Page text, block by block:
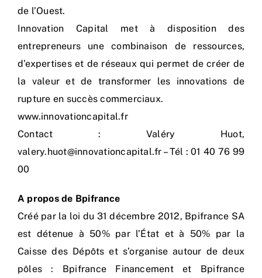
de l’Ouest.
Innovation Capital met à disposition des
entrepreneurs une combinaison de ressources,
d’expertises et de réseaux qui permet de créer de
la valeur et de transformer les innovations de
rupture en succès commerciaux.
www.innovationcapital.fr
Contact : Valéry Huot,
valery.huot@innovationcapital.fr – Tél : 01 40 76 99
00
A propos de Bpifrance
Créé par la loi du 31 décembre 2012, Bpifrance SA
est détenue à 50% par l’État et à 50% par la
Caisse des Dépôts et s’organise autour de deux
pôles : Bpifrance Financement et Bpifrance